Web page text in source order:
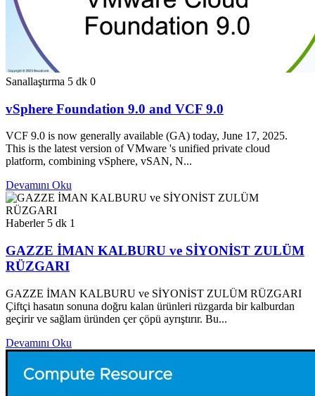
Sanallaştırma 5 dk 0
vSphere Foundation 9.0 and VCF 9.0
VCF 9.0 is now generally available (GA) today, June 17, 2025.
This is the latest version of VMware 's unified private cloud
platform, combining vSphere, vSAN, N...
Devamını Oku
Haberler 5 dk 1
GAZZE İMAN KALBURU ve SİYONİST ZULÜM
RÜZGARI
GAZZE İMAN KALBURU ve SİYONİST ZULÜM RÜZGARI
Çiftçi hasatın sonuna doğru kalan ürünleri rüzgarda bir kalburdan
geçirir ve sağlam üründen çer çöpü ayrıştırır. Bu...
Devamını Oku